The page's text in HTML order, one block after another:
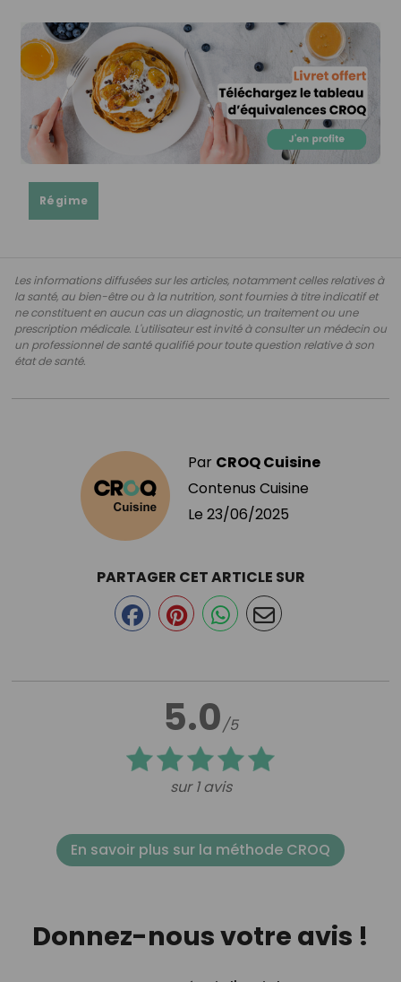
Régime
Les informations diffusées sur les articles, notamment celles relatives à
la santé, au bien-être ou à la nutrition, sont fournies à titre indicatif et
ne constituent en aucun cas un diagnostic, un traitement ou une
prescription médicale. L'utilisateur est invité à consulter un médecin ou
un professionnel de santé qualifié pour toute question relative à son
état de santé.
Par CROQ Cuisine
Contenus Cuisine
Le 23/06/2025
5.0/5
sur 1 avis
PARTAGER CET ARTICLE SUR
En savoir plus sur la méthode CROQ
Donnez-nous votre avis !